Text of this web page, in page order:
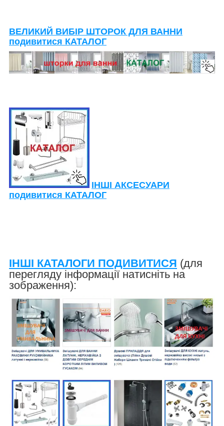
ВЕЛИКИЙ ВИБІР ШТОРОК ДЛЯ ВАННИ
подивитися КАТАЛОГ
ІНШІ АКСЕСУАРИ
подивитися КАТАЛОГ
ІНШІ КАТАЛОГИ ПОДИВИТИСЯ (для
перегляду інформації натисніть на
зображення):